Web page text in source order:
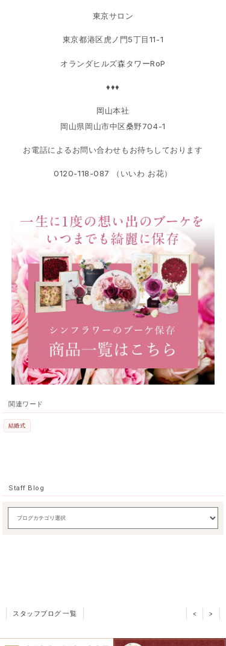
東京サロン
東京都港区虎ノ門5丁目11-1
オランダヒルズ森タワーRoP
♦♦♦
岡山本社
岡山県岡山市中区桑野704-1
お電話によるお問い合わせもお待ちしております
0120-118-087 （いいわ お花）
関連ワード
結婚式
Staff Blog
スタッフブログ 一覧 < >